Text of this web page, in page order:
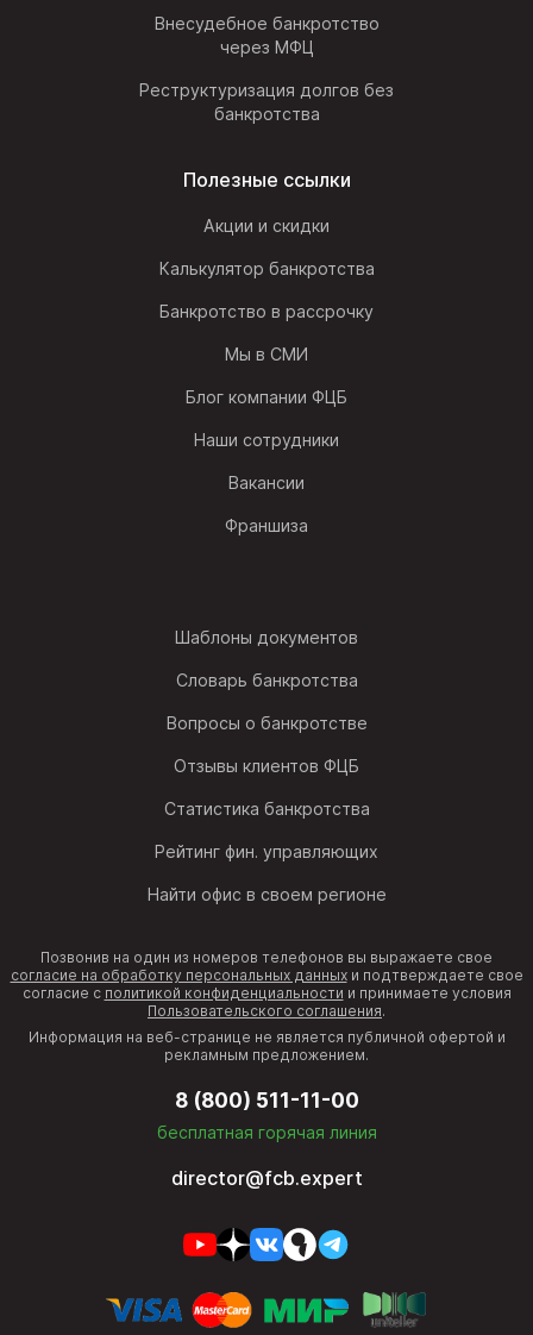
Внесудебное банкротство
через МФЦ
Реструктуризация долгов без
банкротства
Полезные ссылки
Акции и скидки
Калькулятор банкротства
Банкротство в рассрочку
Мы в СМИ
Блог компании ФЦБ
Наши сотрудники
Вакансии
Франшиза
Шаблоны документов
Словарь банкротства
Вопросы о банкротстве
Отзывы клиентов ФЦБ
Статистика банкротства
Рейтинг фин. управляющих
Найти офис в своем регионе
Позвонив на один из номеров телефонов вы выражаете свое
согласие на обработку персональных данныхи подтверждаете свое
согласие с политикой конфиденциальности и принимаете условия
Пользовательского соглашения.
Информация на веб-странице не является публичной офертой и
рекламным предложением.
8 (800) 511-11-00
бесплатная горячая линия
director@fcb.expert